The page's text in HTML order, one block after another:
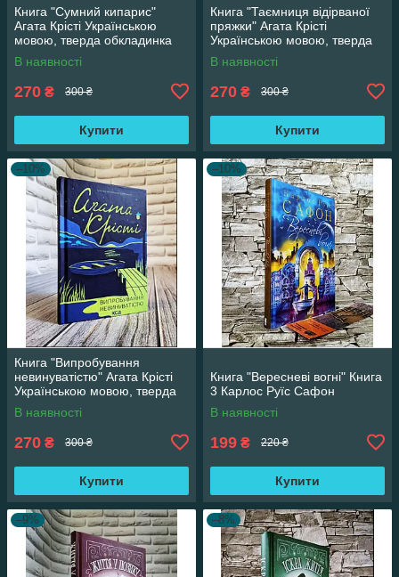
Книга "Сумний кипарис"
Агата Крісті Українською
мовою, тверда обкладинка
В наявності
270 ₴ 300 ₴
Купити
Книга "Таємниця відірваної
пряжки" Агата Крісті
Українською мовою, тверда
обкладинка
В наявності
270 ₴ 300 ₴
Купити
–10%
Книга "Випробування
невинуватістю" Агата Крісті
Українською мовою, тверда
обкладинка
В наявності
270 ₴ 300 ₴
Купити
–10%
Книга "Вересневі вогні" Книга
3 Карлос Руїс Сафон
В наявності
199 ₴ 220 ₴
Купити
–9% –8%